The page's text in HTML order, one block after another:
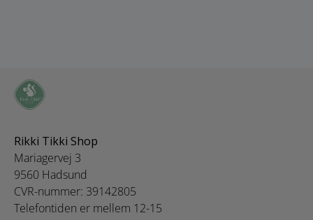
Rikki Tikki Shop
Mariagervej 3
9560 Hadsund
CVR-nummer: 39142805
Telefontiden er mellem 12-15